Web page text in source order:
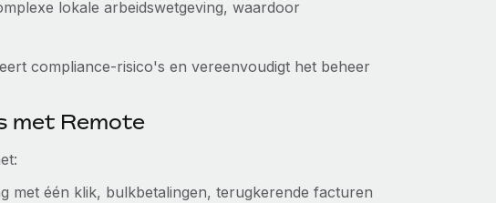
lokale arbeidswetgeving, waardoor
compliance-risico's en vereenvoudigt het beheer
met Remote
met één klik, bulkbetalingen, terugkerende facturen